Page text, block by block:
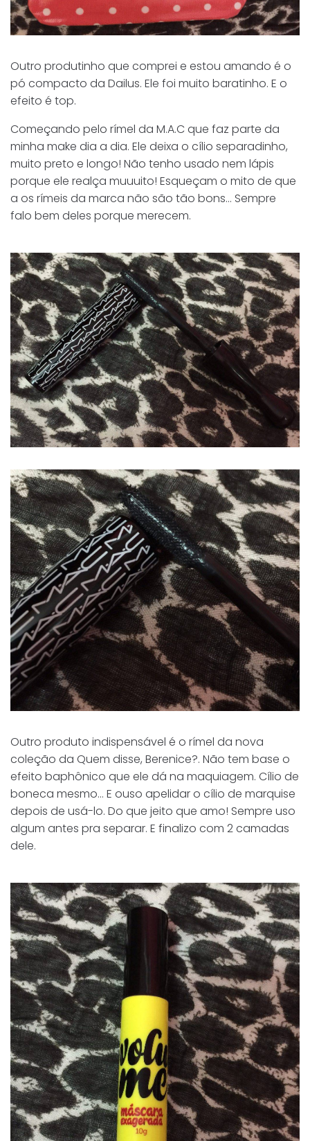
Outro produtinho que comprei e estou amando é o
pó compacto da Dailus. Ele foi muito baratinho. E o
efeito é top.
Começando pelo rímel da M.A.C que faz parte da
minha make dia a dia. Ele deixa o cílio separadinho,
muito preto e longo! Não tenho usado nem lápis
porque ele realça muuuito! Esqueçam o mito de que
a os rímeis da marca não são tão bons… Sempre
falo bem deles porque merecem.
Outro produto indispensável é o rímel da nova
coleção da Quem disse, Berenice?. Não tem base o
efeito baphônico que ele dá na maquiagem. Cílio de
boneca mesmo… E ouso apelidar o cílio de marquise
depois de usá-lo. Do que jeito que amo! Sempre uso
algum antes pra separar. E finalizo com 2 camadas
dele.